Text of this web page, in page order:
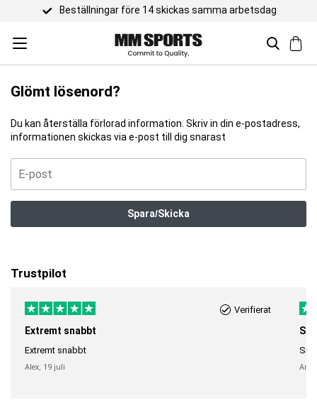
Beställningar före 14 skickas samma arbetsdag
Glömt lösenord?
Du kan återställa förlorad information. Skriv in din e-postadress,
informationen skickas via e-post till dig snarast
Spara/Skicka
Trustpilot
Verifierat
Extremt snabbt
Extremt snabbt
Alex, 19 juli